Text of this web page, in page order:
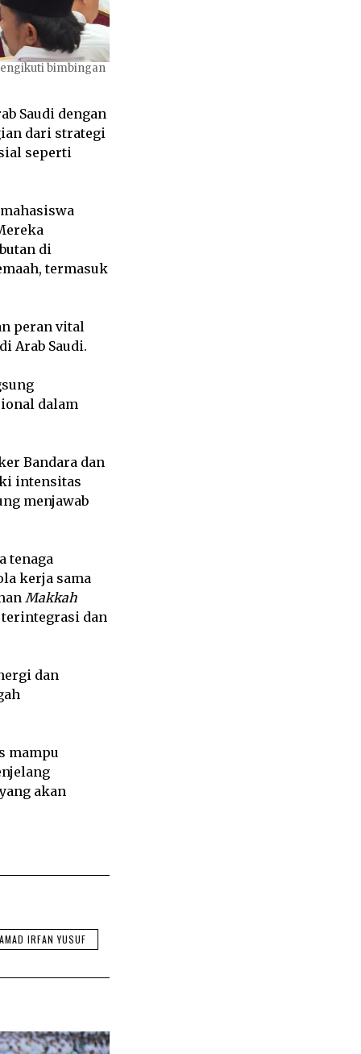
bimbingan
Saudi dengan
dari strategi
seperti
di
termasuk
peran vital
Arab Saudi.
dalam
Bandara dan
intensitas
menjawab
tenaga
kerja sama
Makkah
dan
dan
mampu
akan
IRFAN YUSUF